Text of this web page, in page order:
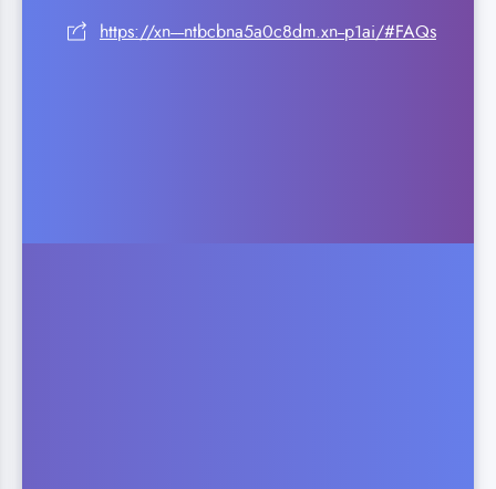
https://xn----ntbcbna5a0c8dm.xn--p1ai/#FAQs